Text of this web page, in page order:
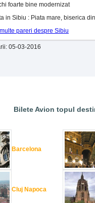
foarte bine modernizat
in Sibiu : Piata mare, biserica
pareri despre Sibiu
05-03-2016
Bilete Avion topul
Barcelona
Cluj Napoca